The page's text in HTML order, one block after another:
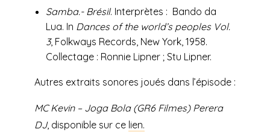
Samba.- Brésil. Interprètes : Bando da
Lua. In Dances of the world’s peoples Vol.
3, Folkways Records, New York, 1958.
Collectage : Ronnie Lipner ; Stu Lipner.
Autres extraits sonores joués dans l’épisode :
MC Kevin – Joga Bola (GR6 Filmes) Perera
DJ, disponible sur ce lien.